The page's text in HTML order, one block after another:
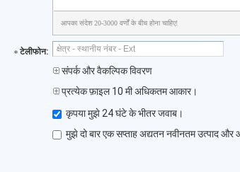
आपका संदेश 20-3000 वर्णों के बीच होना चाहिए!
टेलीफोन:
संपर्क और वैकल्पिक विवरण
प्रत्येक फ़ाइल 10 मी अधिकतम आकार।
कृपया मुझे 24 घंटे के भीतर जवाब।
मुझे दो बार एक सप्ताह अद्यतन नवीनतम उत्पाद और